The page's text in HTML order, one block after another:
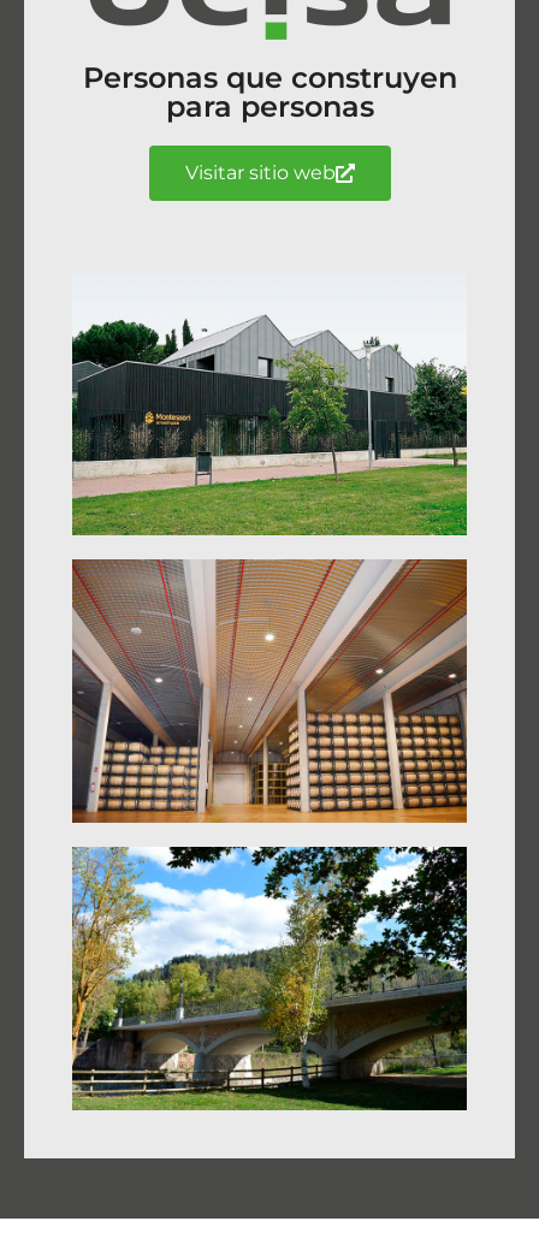
Personas que construyen
para personas
Visitar sitio web